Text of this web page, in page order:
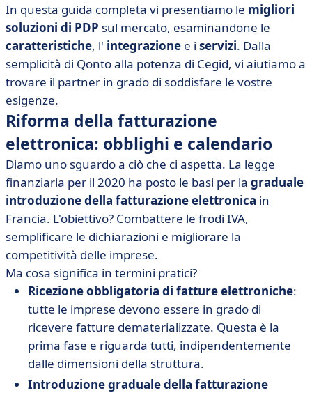
In questa guida completa vi presentiamo le migliori
soluzioni di PDP sul mercato, esaminandone le
caratteristiche, l' integrazione e i servizi. Dalla
semplicità di Qonto alla potenza di Cegid, vi aiutiamo a
trovare il partner in grado di soddisfare le vostre
esigenze.
Riforma della fatturazione
elettronica: obblighi e calendario
Diamo uno sguardo a ciò che ci aspetta. La legge
finanziaria per il 2020 ha posto le basi per la graduale
introduzione della fatturazione elettronica in
Francia. L'obiettivo? Combattere le frodi IVA,
semplificare le dichiarazioni e migliorare la
competitività delle imprese.
Ma cosa significa in termini pratici?
Ricezione obbligatoria di fatture elettroniche:
tutte le imprese devono essere in grado di
ricevere fatture dematerializzate. Questa è la
prima fase e riguarda tutti, indipendentemente
dalle dimensioni della struttura.
Introduzione graduale della fatturazione